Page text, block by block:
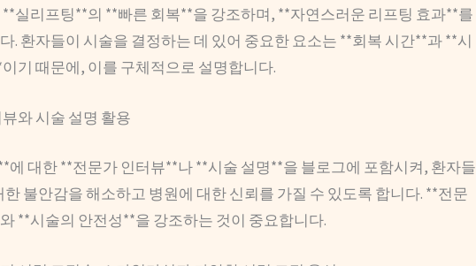
실리프팅**의 **빠른 회복**을 강조하며, **자연스러운 리프팅 효과**를
. 환자들이 시술을 결정하는 데 있어 중요한 요소는 **회복 시간**과 **시
기 때문에, 이를 구체적으로 설명합니다.
와 시술 설명 활용
에 대한 **전문가 인터뷰**나 **시술 설명**을 블로그에 포함시켜, 환자들
한 불안감을 해소하고 병원에 대한 신뢰를 가질 수 있도록 합니다. **전문
**시술의 안전성**을 강조하는 것이 중요합니다.